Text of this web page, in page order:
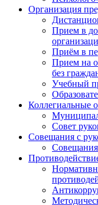
Организация
Прием в
Приём в
Прием на
без
Учебный
Коллегиальные
Совет
Совещания с